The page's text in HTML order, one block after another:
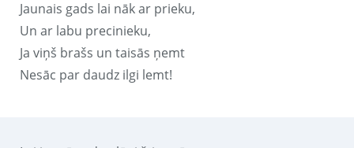
Jaunais gads lai nāk ar prieku,
Un ar labu precinieku,
Ja viņš brašs un taisās ņemt
Nesāc par daudz ilgi lemt!